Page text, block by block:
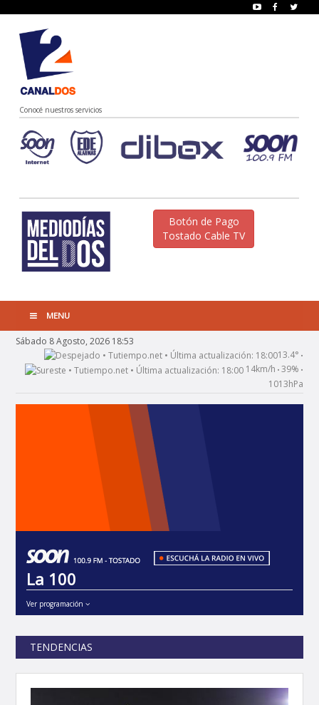
Conocé nuestros servicios
Botón de Pago
Tostado Cable TV
MENU
Sábado 8 Agosto, 2026 18:53
13.4° •
14km/h • 39% •
1013hPa
La 100
Ver programación
TENDENCIAS